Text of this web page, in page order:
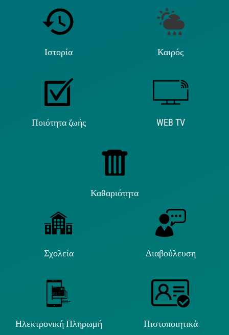
Ιστορία Καιρός
Ποιότητα ζωής WEB TV
Καθαριότητα
Σχολεία Διαβούλευση
Ηλεκτρονική Πληρωμή Πιστοποιητικά